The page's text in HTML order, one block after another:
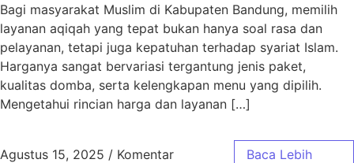
Bagi masyarakat Muslim di Kabupaten Bandung, memilih
layanan aqiqah yang tepat bukan hanya soal rasa dan
pelayanan, tetapi juga kepatuhan terhadap syariat Islam.
Harganya sangat bervariasi tergantung jenis paket,
kualitas domba, serta kelengkapan menu yang dipilih.
Mengetahui rincian harga dan layanan […]
Agustus 15, 2025 / Komentar
Baca Lebih